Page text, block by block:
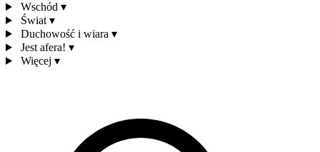
Wschód ▾
Świat ▾
Duchowość i wiara ▾
Jest afera! ▾
Więcej ▾